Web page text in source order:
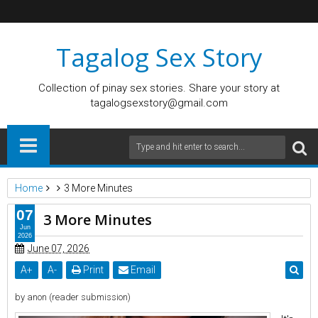
Tagalog Sex Story
Collection of pinay sex stories. Share your story at
tagalogsexstory@gmail.com
Home 3 More Minutes
3 More Minutes
June 07, 2026
A+ A- Print Email
by anon (reader submission)
07
Jun
2026